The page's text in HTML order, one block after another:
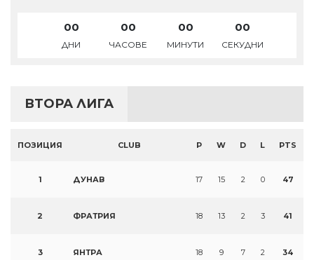
00
ДНИ
00
ЧАСОВЕ
00
МИНУТИ
00
СЕКУДНИ
ВТОРА ЛИГА
ПОЗИЦИЯ CLUB P W D L PTS
1 ДУНАВ 17 15 2 0 47
2 ФРАТРИЯ 18 13 2 3 41
3 ЯНТРА 18 9 7 2 34